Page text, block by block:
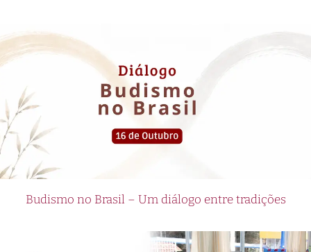
Budismo no Brasil – Um diálogo entre tradições